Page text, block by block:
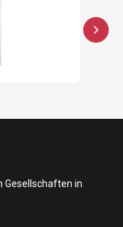
Gesellschaften in